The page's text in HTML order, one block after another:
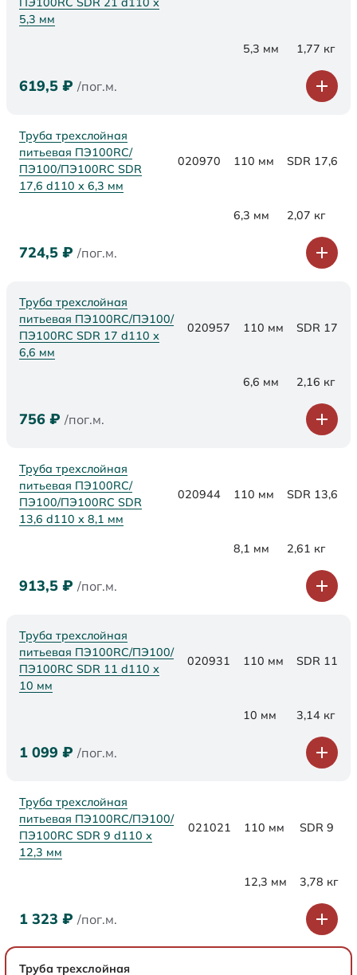
5,3 мм
5,3 мм 1,77 кг
619,5 ₽ /пог.м.
Труба трехслойная
питьевая ПЭ100RC/
ПЭ100/ПЭ100RC SDR
17,6 d110 х 6,3 мм
020970 110 мм SDR 17,6
6,3 мм 2,07 кг
724,5 ₽ /пог.м.
Труба трехслойная
питьевая ПЭ100RC/ПЭ100/
ПЭ100RC SDR 17 d110 х
6,6 мм
020957 110 мм SDR 17
6,6 мм 2,16 кг
756 ₽ /пог.м.
Труба трехслойная
питьевая ПЭ100RC/
ПЭ100/ПЭ100RC SDR
13,6 d110 х 8,1 мм
020944 110 мм SDR 13,6
8,1 мм 2,61 кг
913,5 ₽ /пог.м.
Труба трехслойная
питьевая ПЭ100RC/ПЭ100/
ПЭ100RC SDR 11 d110 х
10 мм
020931 110 мм SDR 11
10 мм 3,14 кг
1 099 ₽ /пог.м.
Труба трехслойная
питьевая ПЭ100RC/ПЭ100/
ПЭ100RC SDR 9 d110 х
12,3 мм
021021 110 мм SDR 9
12,3 мм 3,78 кг
1 323 ₽ /пог.м.
Труба трехслойная